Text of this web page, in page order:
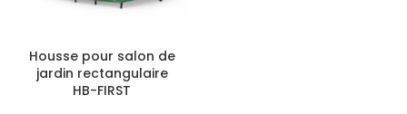
Housse pour salon de
jardin rectangulaire
HB-FIRST